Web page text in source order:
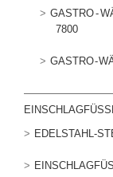
GASTRO -
7800
GASTRO -
EDELSTAHL-